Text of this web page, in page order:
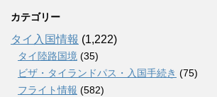
カテゴリー
タイ入国情報 (1,222)
タイ陸路国境 (35)
ビザ・タイランドパス・入国手続き (75)
フライト情報 (582)